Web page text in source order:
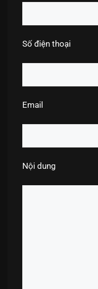
Số điện thoại
Email
Nội dung